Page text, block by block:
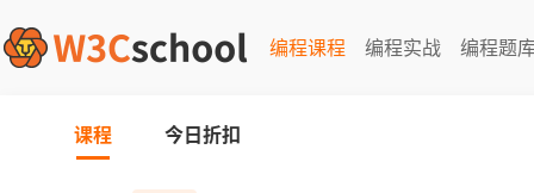
编程课程 编程实战 编程题
课程 今日折扣